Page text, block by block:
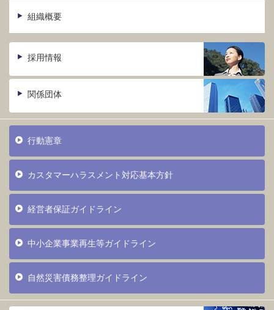
組織概要
採用情報
関係団体
行動憲章
カスタマーハラスメント対応基本方針
経営者保証ガイドライン
中小企業事業再生等ガイドライン
自然災害債務整理ガイドライン